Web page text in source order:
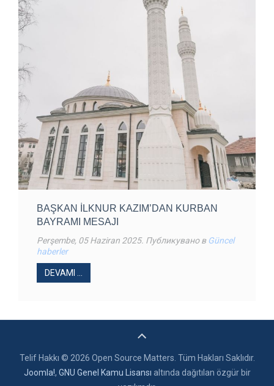
BAŞKAN İLKNUR KAZIM’DAN KURBAN
BAYRAMI MESAJI
Perşembe, 05 Haziran 2025. Публикувано в Güncel
haberler
DEVAMI ...
Telif Hakkı © 2026 Open Source Matters. Tüm Hakları Saklıdır.
Joomla!, GNU Genel Kamu Lisansı altında dağıtılan özgür bir